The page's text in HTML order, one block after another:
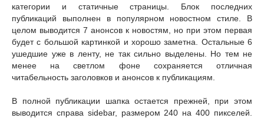
категории и статичные страницы. Блок последних
публикаций выполнен в популярном новостном стиле. В
целом выводится 7 анонсов к новостям, но при этом первая
будет с большой картинкой и хорошо заметна. Остальные 6
ушедшие уже в ленту, не так сильно выделены. Но тем не
менее на светлом фоне сохраняется отличная
читабельность заголовков и анонсов к публикациям.
В полной публикации шапка остается прежней, при этом
выводится справа sidebar, размером 240 на 400 пикселей.